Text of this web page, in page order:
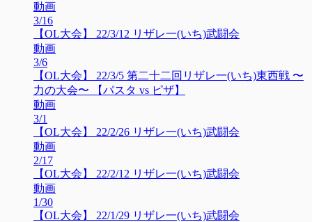
動画
3/16
【OL大会】 22/3/12 リザレ一(いち)武闘会
動画
3/6
【OL大会】 22/3/5 第二十二回リザレ一(いち)東西戦 〜
力の大会〜 【パスタ vs ピザ】
動画
3/1
【OL大会】 22/2/26 リザレ一(いち)武闘会
動画
2/17
【OL大会】 22/2/12 リザレ一(いち)武闘会
動画
1/30
【OL大会】 22/1/29 リザレ一(いち)武闘会